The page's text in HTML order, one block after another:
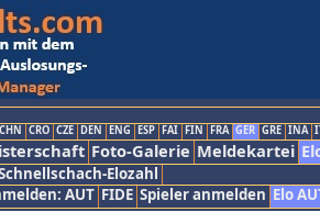
CHN CRO CZE DEN ENG ESP FAI FIN FRA GER GRE INA
Foto-Galerie Meldekartei
Elozahl
AUT FIDE Spieler anmelden Elo